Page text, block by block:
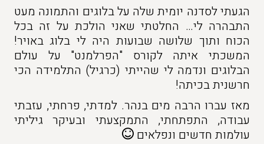
הגעתי לסדנה יומית שלה על בלוגים והתמונה מעט
התבהרה לי… החלטתי שאני הולכת על זה בכל
הכוח ותוך שלושה שבועות היה לי בלוג באויר!
המשכתי איתה לקורס "הפרלמנט" על עולם
הבלוגים ונדמה לי שהייתי (כרגיל) התלמידה הכי
חרשנית בכיתה!
מאז עברו הרבה מים בנהר. למדתי, פרחתי, עזבתי
עבודה, התפתחתי, התמקצעתי ובעיקר גיליתי
עולמות חדשים ונפלאים